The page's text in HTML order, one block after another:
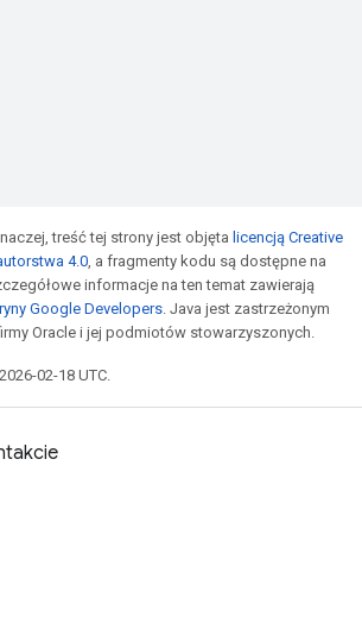
treść tej strony jest objęta licencją Creative
4.0, a fragmenty kodu są dostępne na
informacje na ten temat zawierają
Google Developers. Java jest zastrzeżonym
Oracle i jej podmiotów stowarzyszonych.
02-18 UTC.